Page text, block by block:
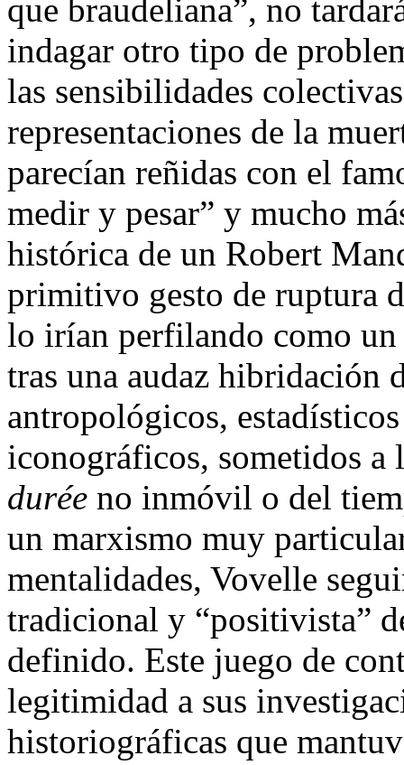
que braudeliana”, no
indagar otro tipo de
las sensibilidades
representaciones de la
parecían reñidas con el
medir y pesar” y mucho
histórica de un Robert
primitivo gesto de ruptura
lo irían perfilando como
tras una audaz hibridación
antropológicos,
iconográficos, sometidos a
durée no inmóvil o del
un marxismo muy
mentalidades, Vovelle
tradicional y “positivista”
definido. Este juego de
legitimidad a sus
historiográficas que